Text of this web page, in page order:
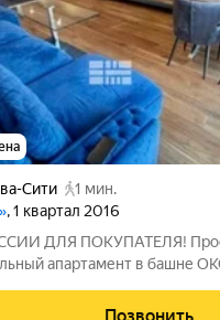
Сити
1 мин.
, 1 квартал 2016
ДЛЯ ПОКУПАТЕЛЯ!
апартамент в башне
постирочной. Панорамное